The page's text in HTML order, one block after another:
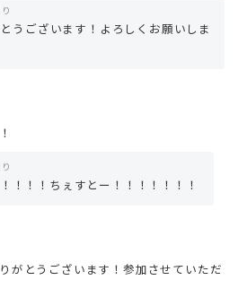
うございます！よろしくお願いしま
！！！ちぇすとー！！！！！！！
がとうございます！参加させていただ